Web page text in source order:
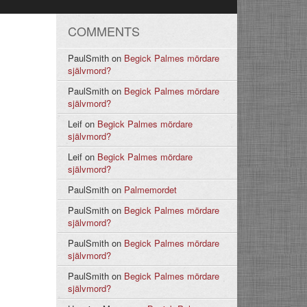
COMMENTS
PaulSmithon Begick Palmes mördare
självmord?
PaulSmithon Begick Palmes mördare
självmord?
Leifon Begick Palmes mördare
självmord?
Leifon Begick Palmes mördare
självmord?
PaulSmithon Palmemordet
PaulSmithon Begick Palmes mördare
självmord?
PaulSmithon Begick Palmes mördare
självmord?
PaulSmithon Begick Palmes mördare
självmord?